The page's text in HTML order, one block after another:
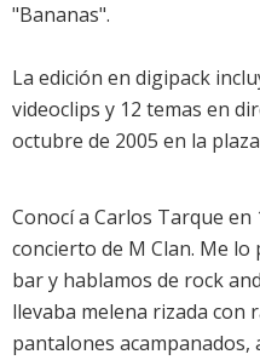
"Bananas".
La edición en digipack
videoclips y 12 temas en
octubre de 2005 en la
Conocí a Carlos Tarque
concierto de M Clan. Me
bar y hablamos de rock
llevaba melena rizada con
pantalones